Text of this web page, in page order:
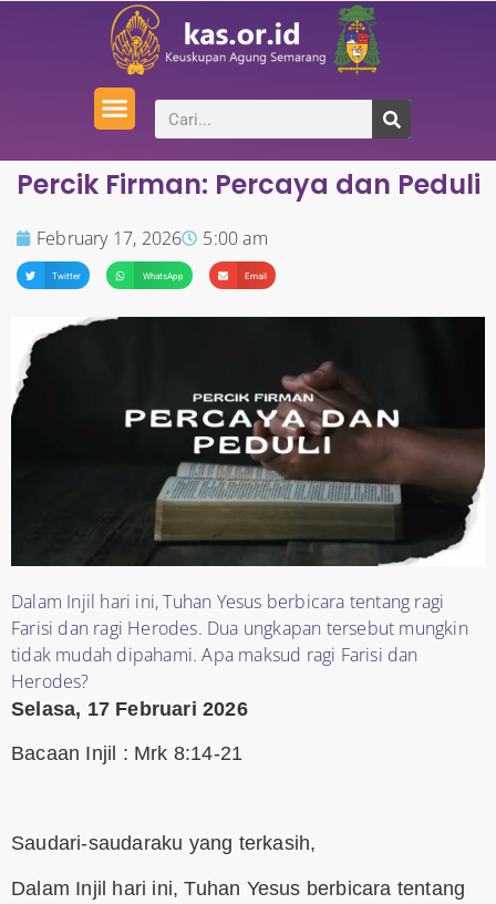
Percik Firman: Percaya dan Peduli
February 17, 2026 5:00 am
Twitter WhatsApp Email
Dalam Injil hari ini, Tuhan Yesus berbicara tentang ragi
Farisi dan ragi Herodes. Dua ungkapan tersebut mungkin
tidak mudah dipahami. Apa maksud ragi Farisi dan
Herodes?
Selasa, 17 Februari 2026
Bacaan Injil : Mrk 8:14-21
Saudari-saudaraku yang terkasih,
Dalam Injil hari ini, Tuhan Yesus berbicara tentang